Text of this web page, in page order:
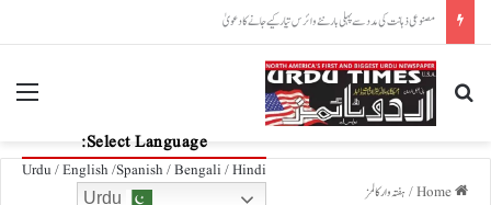
Select Language:
Urdu / English /Spanish / Bengali / Hindi
اسٹار فٹبالر لیونل میسی کے والد 68 برس کی عمر میں انتقال کر گئے
Search for
/ ہفتہ وار کالمز